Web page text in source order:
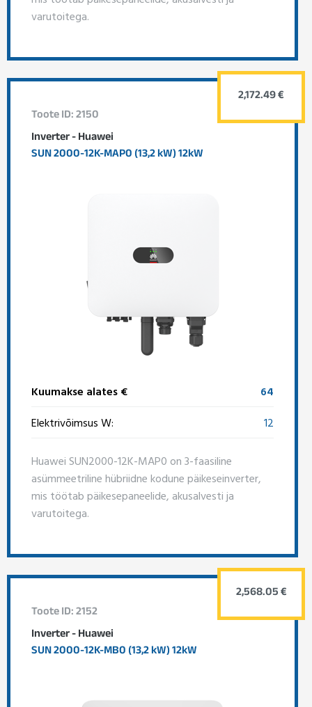
varutoitega.
Toote ID: 2150
Inverter - Huawei
SUN 2000-12K-MAP0 (13,2 kW) 12kW
Kuumakse alates €
64
Elektrivõimsus W:
12
Huawei SUN2000-12K-MAP0 on 3-faasiline
asümmeetriline hübriidne kodune päikeseinverter,
mis töötab päikesepaneelide, akusalvesti ja
varutoitega.
2,172.49 €
Toote ID: 2152
Inverter - Huawei
SUN 2000-12K-MB0 (13,2 kW) 12kW
2,568.05 €